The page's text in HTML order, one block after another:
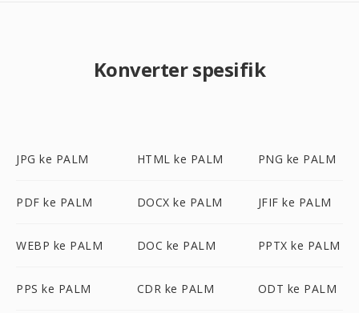
Konverter spesifik
JPG ke PALM HTML ke PALM PNG ke PALM
PDF ke PALM DOCX ke PALM JFIF ke PALM
WEBP ke PALM DOC ke PALM PPTX ke PALM
PPS ke PALM CDR ke PALM ODT ke PALM